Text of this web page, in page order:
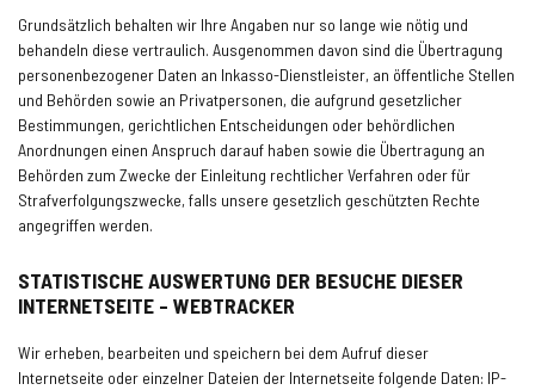
Grundsätzlich behalten wir Ihre Angaben nur so lange wie nötig und
behandeln diese vertraulich. Ausgenommen davon sind die Übertragung
personenbezogener Daten an Inkasso-Dienstleister, an öffentliche Stellen
und Behörden sowie an Privatpersonen, die aufgrund gesetzlicher
Bestimmungen, gerichtlichen Entscheidungen oder behördlichen
Anordnungen einen Anspruch darauf haben sowie die Übertragung an
Behörden zum Zwecke der Einleitung rechtlicher Verfahren oder für
Strafverfolgungszwecke, falls unsere gesetzlich geschützten Rechte
angegriffen werden.
STATISTISCHE AUSWERTUNG DER BESUCHE DIESER
INTERNETSEITE - WEBTRACKER
Wir erheben, bearbeiten und speichern bei dem Aufruf dieser
Internetseite oder einzelner Dateien der Internetseite folgende Daten: IP-